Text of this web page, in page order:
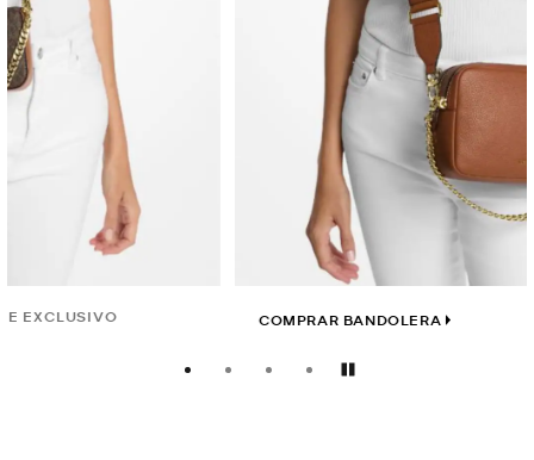
COMPRAR BANDOLERA
Pausar